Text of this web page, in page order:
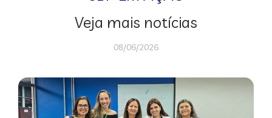
Veja mais notícias
08/06/2026